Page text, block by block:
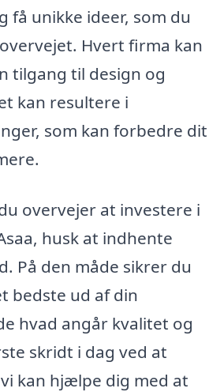
få unikke ideer, som du
Hvert firma kan
tilgang til design og
kan resultere i
som kan forbedre dit
overvejer at investere i
husk at indhente
På den måde sikrer du
bedste ud af din
hvad angår kvalitet og
skridt i dag ved at
kan hjælpe dig med at